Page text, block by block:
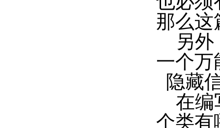
那么这
另外
一个万
隐藏
在编
个类有